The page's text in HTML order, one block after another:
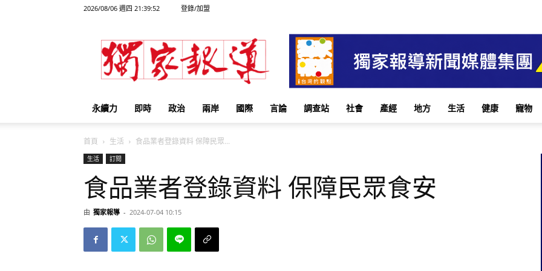
2026/08/06 週四 21:39:52 登錄/加盟
獨
家
報
永續力 即時 政治 兩岸 國際 言論 調查站 社會 產經 地方 生活 健康 寵物
首頁 生活 食品業者登錄資料 保障民眾...
生活 訂閱
食品業者登錄資料 保障民眾食安
由 獨家報導 - 2024-07-04 10:15